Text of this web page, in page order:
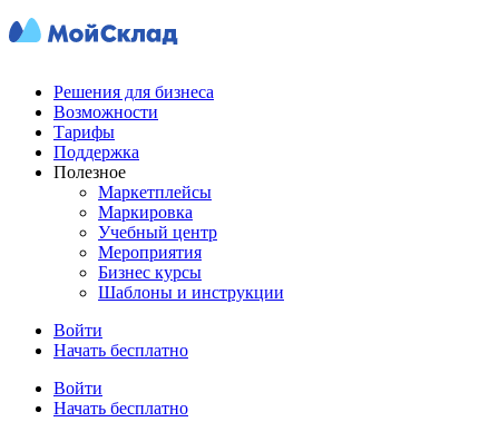
Решения для бизнеса
Возможности
Тарифы
Поддержка
Полезное
Маркетплейсы
Маркировка
Учебный центр
Мероприятия
Бизнес курсы
Шаблоны и инструкции
Войти
Начать бесплатно
Войти
Начать бесплатно